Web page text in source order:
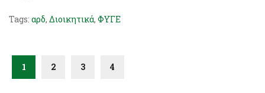
Tags: αρδ, Διοικητικά, ΦΥΓΕ
1 2 3 4